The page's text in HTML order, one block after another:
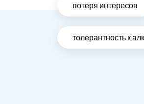
потеря интересов
толерантность к